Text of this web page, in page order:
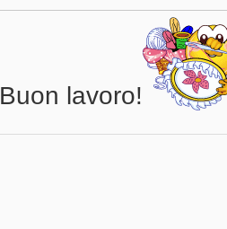
lavoro!